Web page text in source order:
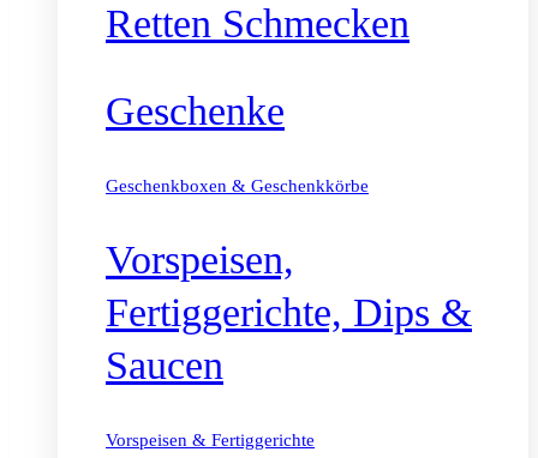
Retten Schmecken
Geschenke
Geschenkboxen & Geschenkkörbe
Vorspeisen,
Fertiggerichte, Dips &
Saucen
Vorspeisen & Fertiggerichte